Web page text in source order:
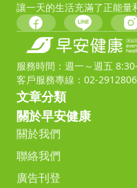
讓一天的生活充滿了正能量
服務時間：週一～週五
客戶服務專線：02-
文章分類
關於早安健康
關於我們
聯絡我們
廣告刊登